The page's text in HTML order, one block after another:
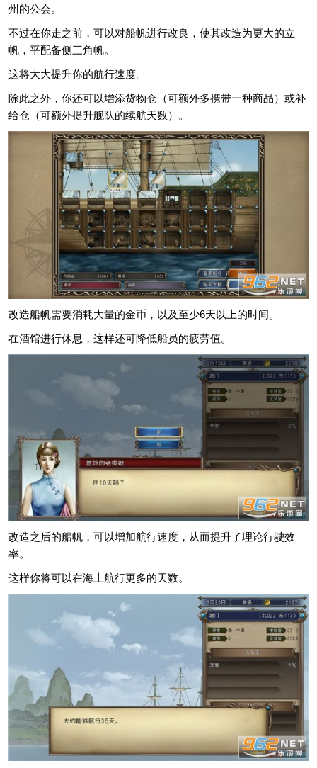
州的公会。
不过在你走之前，可以对船帆进行改良，使其改造为更大的立
帆，平配备侧三角帆。
这将大大提升你的航行速度。
除此之外，你还可以增添货物仓（可额外多携带一种商品）或补
给仓（可额外提升舰队的续航天数）。
改造船帆需要消耗大量的金币，以及至少6天以上的时间。
在酒馆进行休息，这样还可降低船员的疲劳值。
改造之后的船帆，可以增加航行速度，从而提升了理论行驶效
率。
这样你将可以在海上航行更多的天数。